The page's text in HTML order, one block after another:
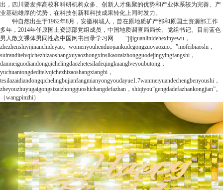
出，四川要发挥高校和科研机构众多、创新人才集聚的优势和产业体系较为完善、产
业基础雄厚的优势，在科技创新和科技成果转化上同时发力。
钟自然出生于1962年8月，安徽桐城人，曾在原地质矿产部和原国土资源部工作
多年，2014年任原国土资源部党组成员，中国地质调查局局长、党组书记。 目前蓝色
男人散文裸体男同性恋中国闲书目录学习网 “jijiguanlinidehexinyewu，
zhezhenshiyijinanchideyao。womenyouhenduojiankudegongzuoyaozuo。”mofeibiaoshi，
suiranditelvqichezhizaoshangxuyaozhongxinsikaozaizhongguodejingyingfangshi，
danmeiguodiandongqichelingdaozhetesiladeqingkuanglveyoubutong，
yuchuantongdeditelvqichezhizaoshangxiangbi，
tesilazaidiandongqichelingbujianfangmianyongyoudayue1.7wanmeiyuandechengbenyoushi，
zheyouzhuyugaigongsizaizhongguoshichangdefazhan，shiqiyou“gengdadefazhankongjian”。
（wangpinzhi）